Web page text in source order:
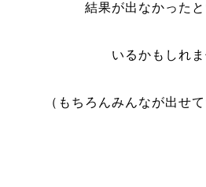
結果が出なかった
いるかもしれ
（もちろんみんなが出せ